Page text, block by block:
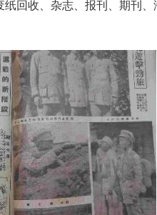
回收、杂志、报刊、期刊